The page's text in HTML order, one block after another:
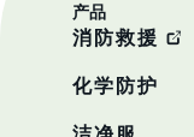
产品
消防救援
化学防护